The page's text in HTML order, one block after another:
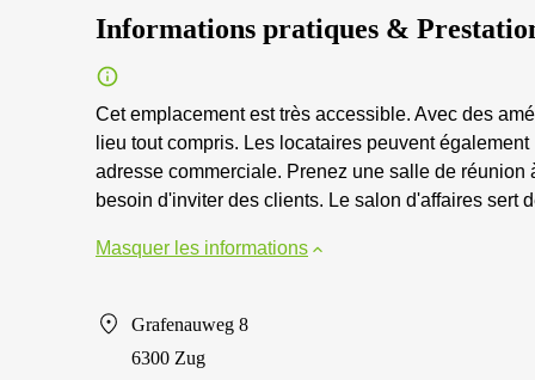
Informations pratiques &
Cet emplacement est très accessible. Avec des
lieu tout compris. Les locataires peuvent
adresse commerciale. Prenez une salle de
besoin d'inviter des clients. Le salon d'affaires sert
Masquer les informations
Grafenauweg 8
6300 Zug